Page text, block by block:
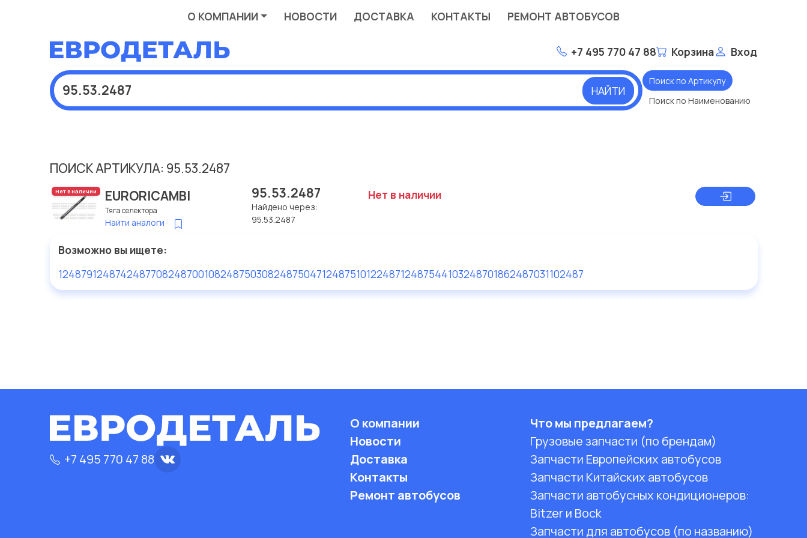
О КОМПАНИИ НОВОСТИ ДОСТАВКА КОНТАКТЫ РЕМОНТ АВТОБУСОВ
+7 495 770 47 88 Корзина Вход
НАЙТИ
Поиск по Артикулу
Поиск по Наименованию
ПОИСК АРТИКУЛА: 95.53.2487
Нет в наличии EURORICAMBI
Тяга селектора
Найти аналоги
95.53.2487
Найдено через:
95.53.2487
Нет в наличии
Возможно вы ищете:
1248791248742487708248700108248750308248750471248751012248712487544103248701862487031102487
+7 495 770 47 88
О компании
Новости
Доставка
Контакты
Ремонт автобусов
Что мы предлагаем?
Грузовые запчасти (по брендам)
Запчасти Европейских автобусов
Запчасти Китайских автобусов
Запчасти автобусных кондиционеров:
Bitzer и Bock
Запчасти для автобусов (по названию)